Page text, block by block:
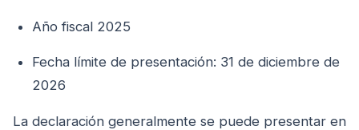
Año fiscal 2025
Fecha límite de presentación: 31 de diciembre de
2026
La declaración generalmente se puede presentar en